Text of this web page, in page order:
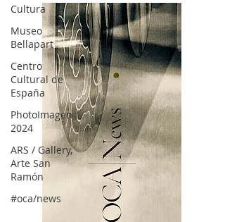
Cultura
Museo
Bellapart
Centro
Cultural de
España
PhotoImagen
2024
ARS / Gallery,
Arte San
Ramón
#oca/news